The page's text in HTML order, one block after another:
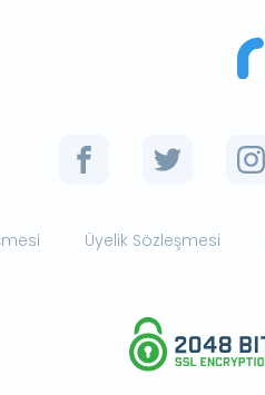
Üyelik Sözleşmesi